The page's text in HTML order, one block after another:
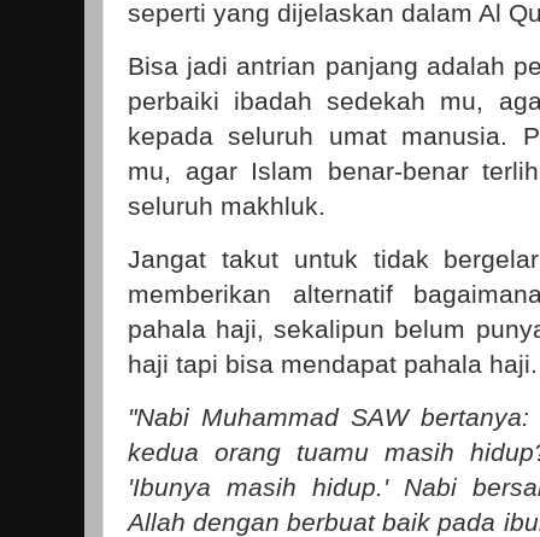
seperti yang dijelaskan dalam Al
Bisa jadi antrian panjang adalah
perbaiki ibadah sedekah mu,
kepada seluruh umat manusia.
mu, agar Islam benar-benar
seluruh makhluk.
Jangat takut untuk tidak
memberikan alternatif
pahala haji, sekalipun belum
haji tapi bisa mendapat pahala
"Nabi Muhammad SAW
kedua orang tuamu masih
'Ibunya masih hidup.' Nabi
Allah dengan berbuat baik pada